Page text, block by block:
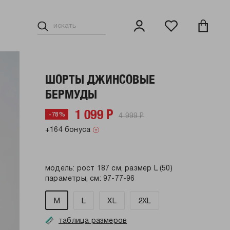
ШОРТЫ ДЖИНСОВЫЕ
БЕРМУДЫ
-78% 1 099 Р 4 999 Р
+164 бонуса
модель: рост 187 см, размер L (50)
параметры, см: 97-77-96
M L XL 2XL
таблица размеров